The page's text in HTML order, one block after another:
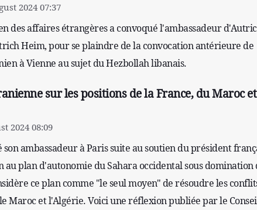
2024 07:37
des affaires étrangères a convoqué l'ambassadeur
Heim, pour se plaindre de la convocation antérieure de
à Vienne au sujet du Hezbollah libanais.
sur les positions de la France, du Maroc
2024 08:09
ambassadeur à Paris suite au soutien du président
au plan d'autonomie du Sahara occidental sous domination
ce plan comme "le seul moyen" de résoudre les
Maroc et l'Algérie. Voici une réflexion publiée par le